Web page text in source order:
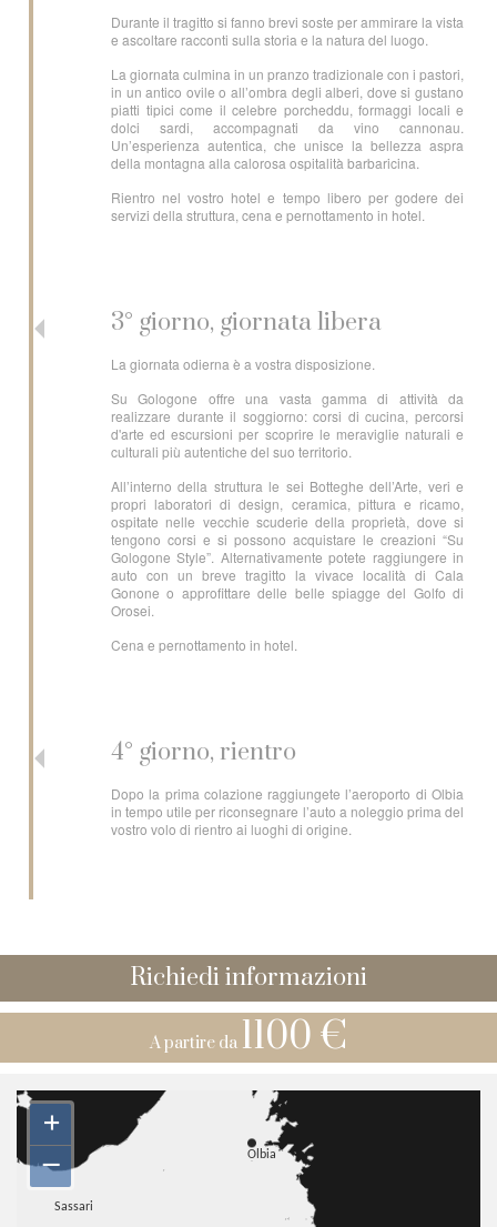
Durante il tragitto si fanno brevi soste per ammirare la vista
e ascoltare racconti sulla storia e la natura del luogo.
La giornata culmina in un pranzo tradizionale con i pastori,
in un antico ovile o all’ombra degli alberi, dove si gustano
piatti tipici come il celebre porcheddu, formaggi locali e
dolci sardi, accompagnati da vino cannonau.
Un’esperienza autentica, che unisce la bellezza aspra
della montagna alla calorosa ospitalità barbaricina.
Rientro nel vostro hotel e tempo libero per godere dei
servizi della struttura, cena e pernottamento in hotel.
3° giorno, giornata libera
La giornata odierna è a vostra disposizione.
Su Gologone offre una vasta gamma di attività da
realizzare durante il soggiorno: corsi di cucina, percorsi
d'arte ed escursioni per scoprire le meraviglie naturali e
culturali più autentiche del suo territorio.
All’interno della struttura le sei Botteghe dell’Arte, veri e
propri laboratori di design, ceramica, pittura e ricamo,
ospitate nelle vecchie scuderie della proprietà, dove si
tengono corsi e si possono acquistare le creazioni “Su
Gologone Style”. Alternativamente potete raggiungere in
auto con un breve tragitto la vivace località di Cala
Gonone o approfittare delle belle spiagge del Golfo di
Orosei.
Cena e pernottamento in hotel.
4° giorno, rientro
Dopo la prima colazione raggiungete l’aeroporto di Olbia
in tempo utile per riconsegnare l’auto a noleggio prima del
vostro volo di rientro ai luoghi di origine.
Richiedi informazioni
A partire da 1100 €
+
–